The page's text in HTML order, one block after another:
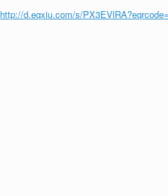
http://d.eqxiu.com/s/